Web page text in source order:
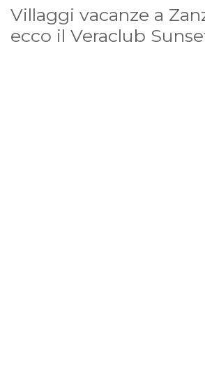
Villaggi vacanze a
ecco il Veraclub